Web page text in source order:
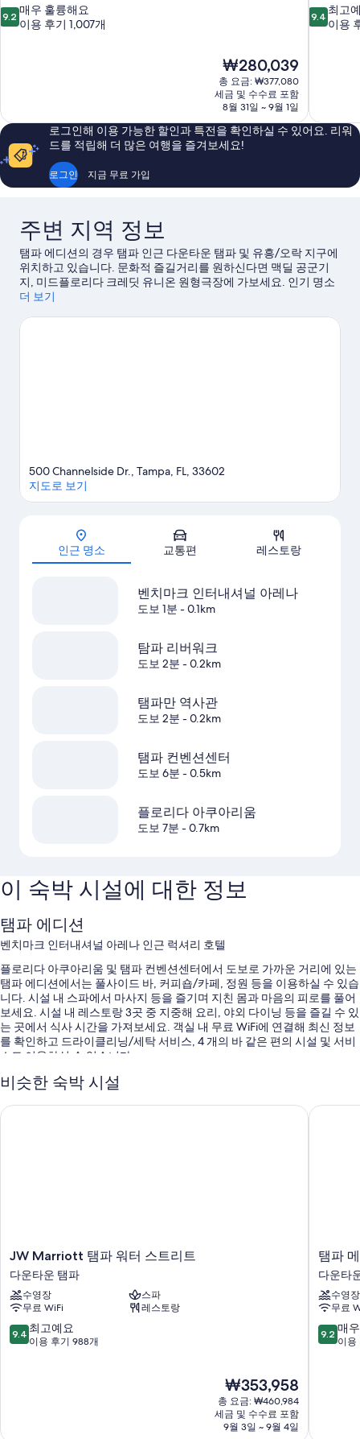
10
점
매
우
훌
륭
해
요,
1,007
9.2 매우 훌륭해요
이용 후기 1,007개
현
재
요
금
₩280,039
₩280,039
총 요금: ₩377,080
세금 및 수수료 포함
8월 31일 ~ 9월 1일
10
점
최
고
예
9.4 최고
이용
로그인해 이용 가능한 할인과 특전을 확인하실 수 있어요. 리워
드를 적립해 더 많은 여행을 즐겨보세요!
로그인 지금 무료 가입
주변 지역 정보
탬파 에디션의 경우 탬파 인근 다운타운 탬파 및 유흥/오락 지구에
위치하고 있습니다. 문화적 즐길거리를 원하신다면 맥딜 공군기
지, 미드플로리다 크레딧 유니온 원형극장에 가보세요. 인기 명소
인 플로리다 아쿠아리움, 주 탬파 앳 로리 파크도 방문해 볼 만합니
탬파 여행 가이드 보기
더 보기
지도
500 Channelside Dr., Tampa, FL, 33602
지도로 보기
인근 명소 교통편 레스토랑
벤치마크 인터내셔널 아레나
도보 1분 - 0.1km
탐파 리버워크
도보 2분 - 0.2km
탬파만 역사관
도보 2분 - 0.2km
탬파 컨벤션센터
도보 6분 - 0.5km
플로리다 아쿠아리움
도보 7분 - 0.7km
이 숙박 시설에 대한 정보
탬파 에디션
벤치마크 인터내셔널 아레나 인근 럭셔리 호텔
플로리다 아쿠아리움 및 탬파 컨벤션센터에서 도보로 가까운 거리에 있는
탬파 에디션에서는 풀사이드 바, 커피숍/카페, 정원 등을 이용하실 수 있습
니다. 시설 내 스파에서 마사지 등을 즐기며 지친 몸과 마음의 피로를 풀어
보세요. 시설 내 레스토랑 3곳 중 지중해 요리, 야외 다이닝 등을 즐길 수 있
는 곳에서 식사 시간을 가져보세요. 객실 내 무료 WiFi에 연결해 최신 정보
를 확인하고 드라이클리닝/세탁 서비스, 4 개의 바 같은 편의 시설 및 서비
스도 이용하실 수 있습니다.
다음과 같은 편의 시설 및 서비스도 이용하실 수 있습니다.
카바나, 일광욕 의자, 수영장 파라솔 등을 갖춘 야외 수영장
위해 고급 침구, 노트북 작업 공간 외에도 에어컨, 스마트 스피커 같은 정성
이 담긴 편의 시설 및 서비스가 갖춰져 있습니다.
이 밖에 다음과 같은 편의 시설 및 서비스를 이용하실 수 있습니다.
유아용 의자 및 무료 유아용 침대
재활용 및 LED 전구
55인치 LED TV - 넷플릭스, 훌루 및 스트리밍 서비스 이용 가능
옷장 또는 벽장, 개인 쉐프 및 스마트 스피커
비슷한 숙박 시설
JW
Marriott
탬
파
워
터
스
JW Marriott 탬파 워터 스트리트
다운타운 탬파
수영장
스파
무료 WiFi
레스토랑
10
점
9.4 최고예요
이용 후기 988개
현
재
요
금
₩353,958
총 요금: ₩460,984
세금 및 수수료 포함
9월 3일 ~ 9월 4일
JW Marriott 탬파 워터 스트리트
탬
파
메
리
어
트
워
탬파
다운타
수영장
무료
10
점
9.2 매
이용
탬파 메